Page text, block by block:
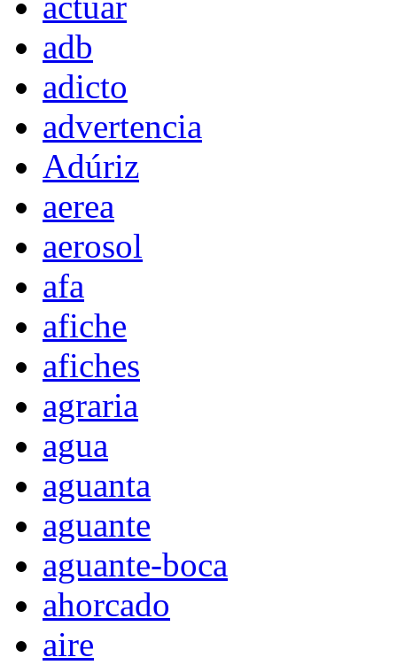
adb
adicto
advertencia
Adúriz
aerea
aerosol
afa
afiche
afiches
agraria
agua
aguanta
aguante
aguante-boca
ahorcado
aire